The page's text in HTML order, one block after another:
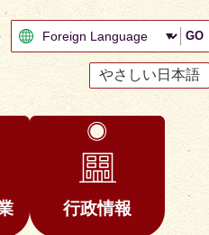
GO
やさしい日本語
行政情報